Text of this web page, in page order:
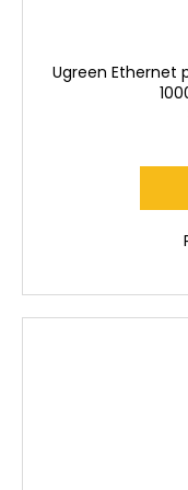
Ugreen Ethernet